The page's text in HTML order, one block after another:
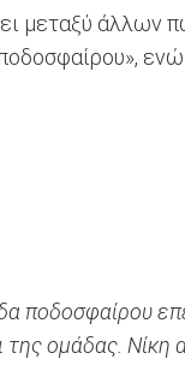
άλλων
ποδοσφαίρου
ομάδας. Νίκη